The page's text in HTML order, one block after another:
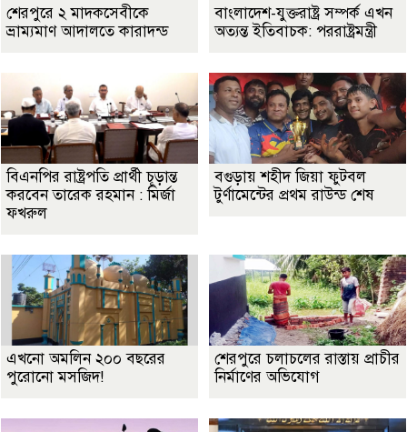
শেরপুরে ২ মাদকসেবীকে
ভ্রাম্যমাণ আদালতে কারাদন্ড
বাংলাদেশ-যুক্তরাষ্ট্র সম্পর্ক এখন
অত্যন্ত ইতিবাচক: পররাষ্ট্রমন্ত্রী
বিএনপির রাষ্ট্রপতি প্রার্থী চূড়ান্ত
করবেন তারেক রহমান : মির্জা
ফখরুল
বগুড়ায় শহীদ জিয়া ফুটবল
টুর্ণামেন্টের প্রথম রাউন্ড শেষ
এখনো অমলিন ২০০ বছরের
পুরোনো মসজিদ!
শেরপুরে চলাচলের রাস্তায় প্রাচীর
নির্মাণের অভিযোগ